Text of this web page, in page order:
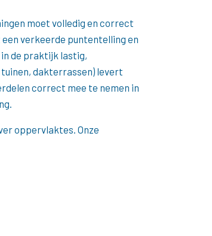
moet volledig en correct
verkeerde puntentelling en
de praktijk lastig,
dakterrassen) levert
correct mee te nemen in
oppervlaktes. Onze